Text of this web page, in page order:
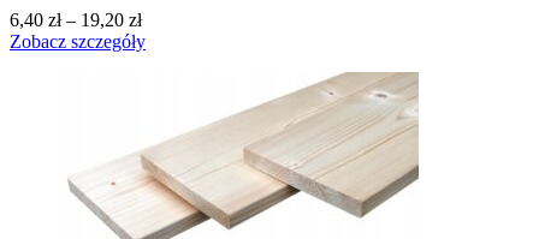
6,40 zł– 19,20 zł
Zobacz szczegóły